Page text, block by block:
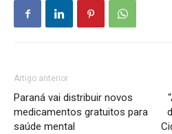
Artigo anterior
Paraná vai distribuir novos
medicamentos gratuitos para
saúde mental